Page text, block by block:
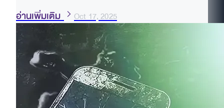
อ่านเพิ่มเติม Oct 17, 2025